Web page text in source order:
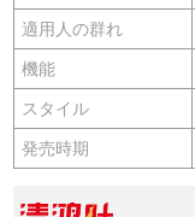
適用人の群れ
機能
スタイル
発売時期